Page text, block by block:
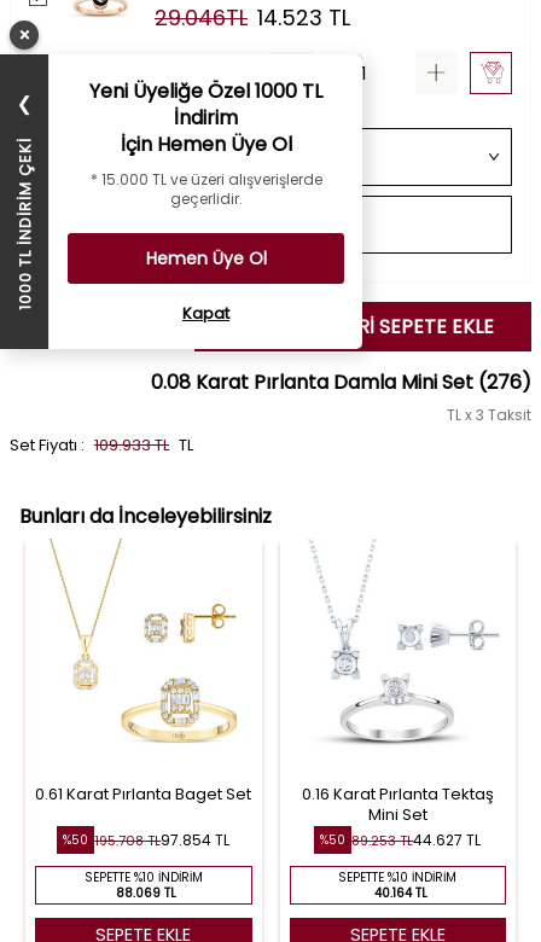
29.046TL 14.523 TL
SEÇİLENLERİ SEPETE EKLE
0.08 Karat Pırlanta Damla Mini Set (276)
TL x 3 Taksit
Set Fiyatı : 109.933 TL TL
Bunları da İnceleyebilirsiniz
0.61 Karat Pırlanta Baget Set
%50 195.708 TL97.854 TL
SEPETTE %10 İNDIRIM
88.069 TL
SEPETE EKLE
0.16 Karat Pırlanta Tektaş
Mini Set
%50 89.253 TL44.627 TL
SEPETTE %10 İNDIRIM
40.164 TL
SEPETE EKLE
×
❯
1000 TL İNDİRİM ÇEKİ
Yeni Üyeliğe Özel 1000 TL
İndirim
İçin Hemen Üye Ol
* 15.000 TL ve üzeri alışverişlerde
geçerlidir.
Hemen Üye Ol
Kapat